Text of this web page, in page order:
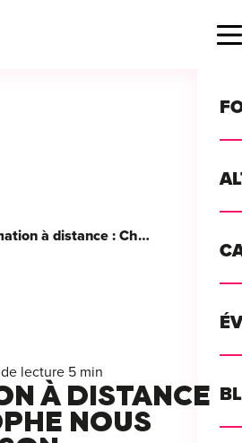
?
Formation à distance : Christophe nous partage son expérience
lecture 5 min
À DISTANCE
NOUS